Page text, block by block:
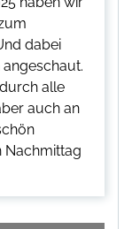
dabei
alle
auch an
Nachmittag